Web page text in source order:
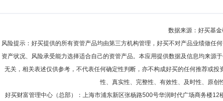
数据来源：好买基
风险提示：好买提供的所有资管产品均由第三方机构管理，好买不对产品业绩做
资产状况、风险承受能力选择适合自己的资管产品。本应用提供数据及信息均来
无关，相关表述仅供参考，不代表任何确定性判断，亦不构成好买的任何推荐或
性、真实性、完整性、有效性、及时性、原
好买财富管理中心（总部）：上海市浦东新区张杨路500号华润时代广场商务楼12